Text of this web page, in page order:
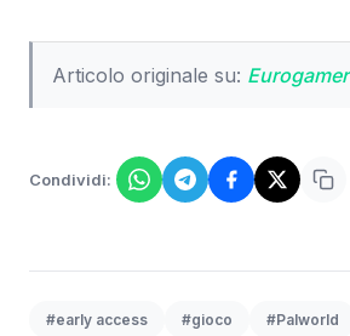
Articolo originale su: Eurogamer
Condividi:
#early access #gioco #Palworld